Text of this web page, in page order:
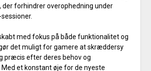
der forhindrer overophedning under
med fokus på både funktionalitet og
det muligt for gamere at skræddersy
præcis efter deres behov og
et konstant øje for de nyeste